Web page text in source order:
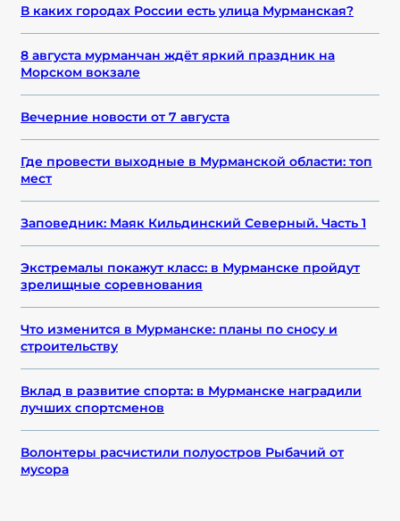
В каких городах России есть улица Мурманская?
8 августа мурманчан ждёт яркий праздник на
Морском вокзале
Вечерние новости от 7 августа
Где провести выходные в Мурманской области: топ
мест
Заповедник: Маяк Кильдинский Северный. Часть 1
Экстремалы покажут класс: в Мурманске пройдут
зрелищные соревнования
Что изменится в Мурманске: планы по сносу и
строительству
Вклад в развитие спорта: в Мурманске наградили
лучших спортсменов
Волонтеры расчистили полуостров Рыбачий от
мусора